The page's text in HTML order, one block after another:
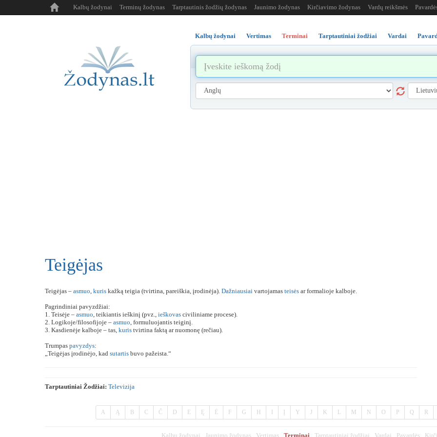
Kalbų žodynai Terminų žodynas Tarptautinis žodžių žodynas Jaunimo žodynas Kirčiavimo žodynas Vardų reikšmės
Kalbų žodynai Vertimas Terminai Tarptautiniai žodžiai Vardai
Teigėjas
Teigėjas – asmuo, kuris kažką teigia (tvirtina, pareiškia, įrodinėja). Dažniausiai vartojamas teisės ar formalioje kalboje.
Pagrindiniai pavyzdžiai:
1. Teisėje – asmuo, teikiantis ieškinį (pvz., ieškovas civiliniame procese).
2. Logikoje/filosofijoje – asmuo, formuluojantis teiginį.
3. Kasdienėje kalboje – tas, kuris tvirtina faktą ar nuomonę (rečiau).
Trumpas pavyzdys:
„Teigėjas įrodinėjo, kad sutartis buvo pažeista.“
Tarptautiniai Žodžiai: Televizija
A Ą B C Č D E Ę Ė F G H Y J K L M N O P Q R
Kalbų žodynai Jaunimo žodynas Vertimas Terminai Tarptautiniai žodžiai Vardai Pavardės